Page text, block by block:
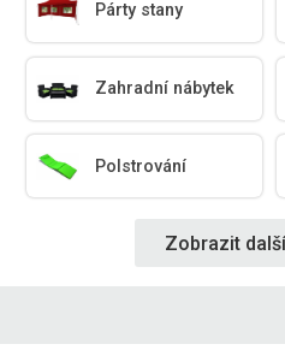
Párty stany
Zahradní nábytek
Polstrování
Zobrazit